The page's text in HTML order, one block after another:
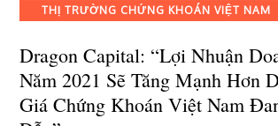
“Lợi
doanh
nghiệp
năm
2021
Categories
THỊ TRƯỜNG CHỨNG KHOÁN VIỆT NAM
Dragon Capital: “Lợi Nhuận
Năm 2021 Sẽ Tăng Mạnh Hơn
Giá Chứng Khoán Việt Nam